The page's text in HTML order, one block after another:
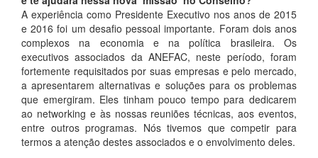
A experiência como Presidente Executivo nos anos de 2015
e 2016 foi um desafio pessoal importante. Foram dois anos
complexos na economia e na política brasileira. Os
executivos associados da ANEFAC, neste período, foram
fortemente requisitados por suas empresas e pelo mercado,
a apresentarem alternativas e soluções para os problemas
que emergiram. Eles tinham pouco tempo para dedicarem
ao networking e às nossas reuniões técnicas, aos eventos,
entre outros programas. Nós tivemos que competir para
termos a atenção destes associados e o envolvimento deles.